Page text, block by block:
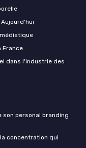
France
dans l'industrie des
son personal branding
concentration qui